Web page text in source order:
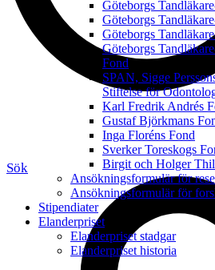
Sök
Göteborgs
Göteborgs
Göteborgs
Göteborgs
Fond
SPAN, Sigge
Stiftelse för
Karl Fredrik Andrés
Gustaf Björkmans
Inga Floréns Fond
Sverker Toreskogs
Birgit och Holger
Ansökningsformulär för
Ansökningsformulär för
Stipendiater
Elanderpriset
Elanderpriset stadgar
Elanderpriset historia